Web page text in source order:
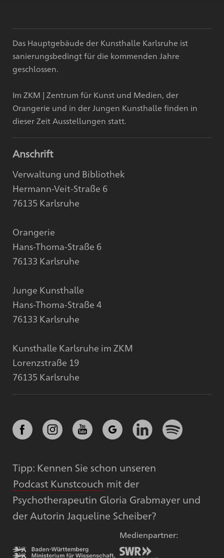
Das Hauptgebäude der Kunsthalle Karlsruhe ist
sanierungsbedingt für die kommenden Jahre
geschlossen.
Im ZKM | Zentrum für Kunst und Medien, der
Orangerie und in der Jungen Kunsthalle finden in
dieser Zeit Ausstellungen statt.
Anschrift
Verwaltung und Bibliothek
Hermann-Veit-Straße 6
76135 Karlsruhe
Orangerie
Hans-Thoma-Straße 6
76133 Karlsruhe
Junge Kunsthalle
Hans-Thoma-Straße 4
76133 Karlsruhe
Kunsthalle Karlsruhe im ZKM
Lorenzstraße 19
76135 Karlsruhe
Tipp: Kennen Sie schon unseren
Podcast Kunstcouch mit der
Psychotherapeutin Gloria Grabmayer und
der Autorin Jaqueline Scheiber?
Medienpartner: